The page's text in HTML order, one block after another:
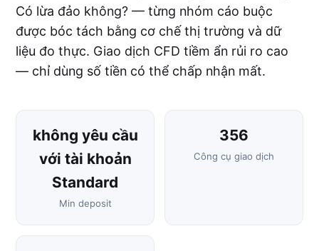
Có lừa đảo không? — từng nhóm cáo buộc
được bóc tách bằng cơ chế thị trường và dữ
liệu đo thực. Giao dịch CFD tiềm ẩn rủi ro cao
— chỉ dùng số tiền có thể chấp nhận mất.
không yêu cầu
với tài khoản
Standard
Min deposit
356
Công cụ giao dịch